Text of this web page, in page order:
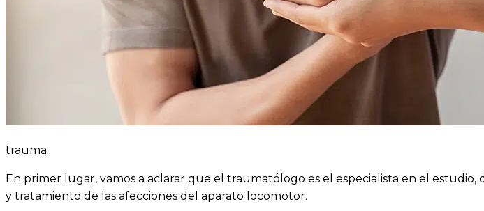
trauma
En primer lugar, vamos a aclarar que el traumatólogo es el especialista en el estudio,
y tratamiento de las afecciones del aparato locomotor.